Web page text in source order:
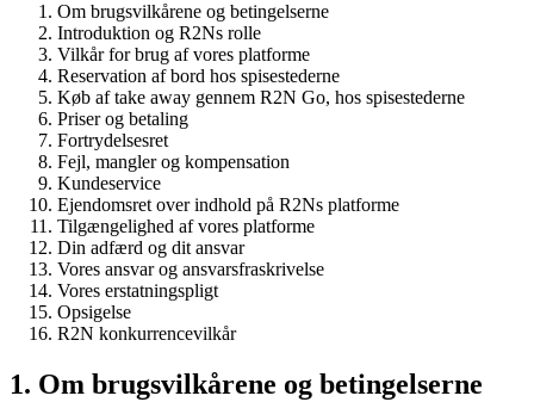
Om brugsvilkårene og betingelserne
Introduktion og R2Ns rolle
Vilkår for brug af vores platforme
Reservation af bord hos spisestederne
Køb af take away gennem R2N Go, hos spisestederne
Priser og betaling
Fortrydelsesret
Fejl, mangler og kompensation
Kundeservice
Ejendomsret over indhold på R2Ns platforme
Tilgængelighed af vores platforme
Din adfærd og dit ansvar
Vores ansvar og ansvarsfraskrivelse
Vores erstatningspligt
Opsigelse
R2N konkurrencevilkår
1. Om brugsvilkårene og betingelserne